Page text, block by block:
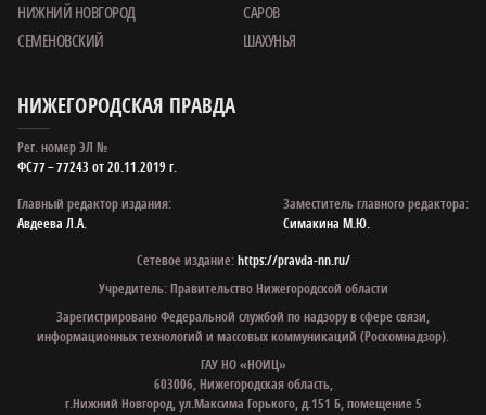
НИЖНИЙ НОВГОРОД
САРОВ
СЕМЕНОВСКИЙ
ШАХУНЬЯ
НИЖЕГОРОДСКАЯ ПРАВДА
Рег. номер ЭЛ №
ФС77 – 77243 от 20.11.2019 г.
Главный редактор издания:
Авдеева Л.А.
Заместитель главного редактора:
Симакина М.Ю.
Сетевое издание:https://pravda-nn.ru/
Учредитель: Правительство Нижегородской области
Зарегистрировано Федеральной службой по надзору в сфере связи,
информационных технологий и массовых коммуникаций (Роскомнадзор).
ГАУ НО «НОИЦ»
603006, Нижегородская область,
г.Нижний Новгород, ул.Максима Горького, д.151 Б, помещение 5